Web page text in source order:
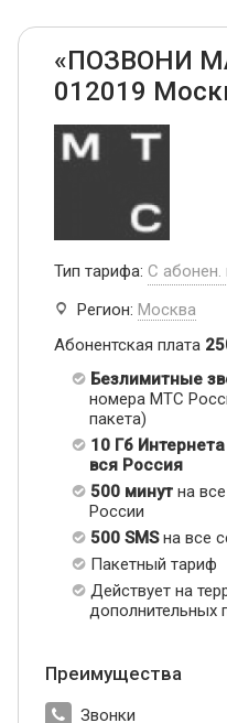
«ПОЗВОНИ
012019
Тип тарифа: С абонен.
Регион: Москва
Абонентская плата
Безлимитные
номера МТС
пакета)
10 Гб
вся Россия
500 минут на
России
500 SMSна все
Пакетный тариф
Действует на
дополнительных
Преимущества
Звонки